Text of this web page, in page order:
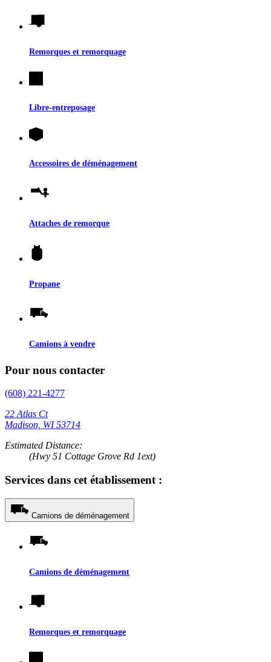
Remorques et remorquage
Libre-entreposage
Accessoires de déménagement
Attaches de remorque
Propane
Camions à vendre
Pour nous contacter
(608) 221-4277
22 Atlas Ct
Madison, WI 53714
Estimated Distance:
(Hwy 51 Cottage Grove Rd 1ext)
Services dans cet établissement :
Camions de déménagement
Camions de déménagement
Remorques et remorquage